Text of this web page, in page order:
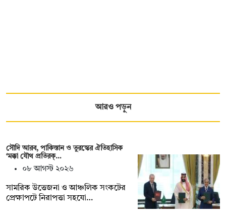
আরও পড়ুন
সৌদি আরব, পাকিস্তান ও তুরস্কের ঐতিহাসিক
‘মক্কা যৌথ প্রতিরক্…
০৮ আগস্ট ২০২৬
সামরিক উত্তেজনা ও আঞ্চলিক সংকটের
প্রেক্ষাপটে নিরাপত্তা সহযো…